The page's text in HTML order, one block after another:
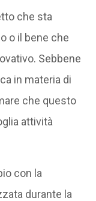
che sta
o il bene che
Sebbene
in materia di
che questo
attività
con la
durante la